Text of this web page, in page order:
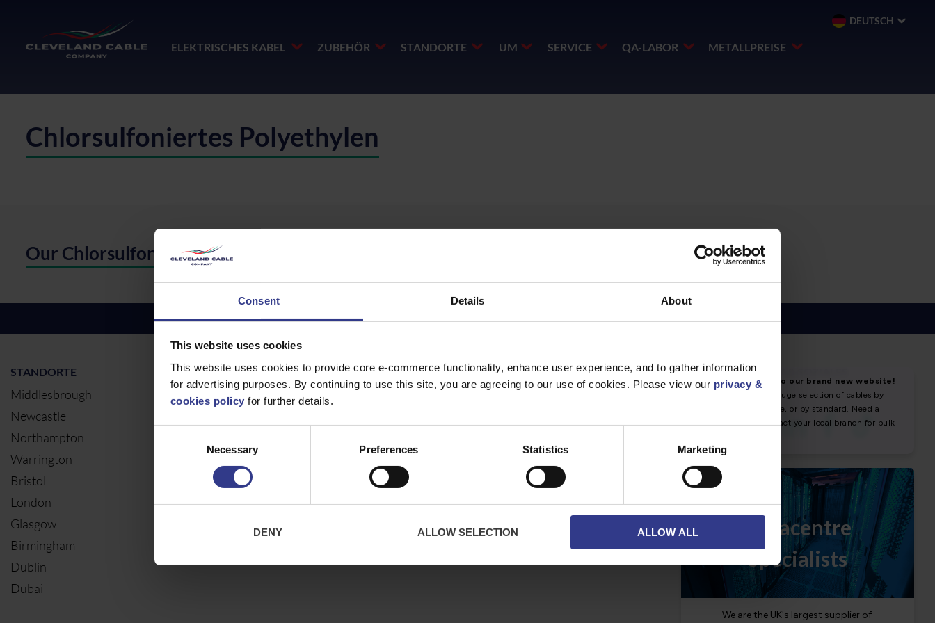
Consent Details About
This website uses cookies
This website uses cookies to provide core e-commerce functionality, enhance user experience, and to gather information
for advertising purposes. By continuing to use this site, you are agreeing to our use of cookies. Please view our privacy &
cookies policy for further details.
Necessary Preferences Statistics Marketing
DENY ALLOW SELECTION ALLOW ALL
ELEKTRISCHES KABEL ZUBEHÖR STANDORTE UM SERVICE QA-LABOR METALLPREISE
DEUTSCH
Chlorsulfoniertes Polyethylen
Our Chlorsulfoniertes Polyethylen
KupferpreisJuli 2026 Durchschnitt –£10114.95
STANDORTE
Middlesbrough
Newcastle
Northampton
Warrington
Bristol
London
Glasgow
Birmingham
Dublin
Dubai
UNSERE DIENSTLEISTUNGEN
Electrical Cables
UM
Über uns
Privatsphäre
Kontaktieren Sie uns
Kekse
NEUIGKEITEN & SOZIALES
Nachricht